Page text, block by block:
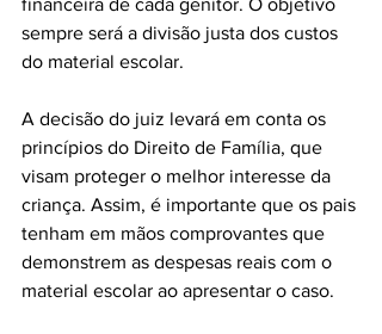
financeira de cada genitor. O objetivo
sempre será a divisão justa dos custos
do material escolar.
A decisão do juiz levará em conta os
princípios do Direito de Família, que
visam proteger o melhor interesse da
criança. Assim, é importante que os pais
tenham em mãos comprovantes que
demonstrem as despesas reais com o
material escolar ao apresentar o caso.